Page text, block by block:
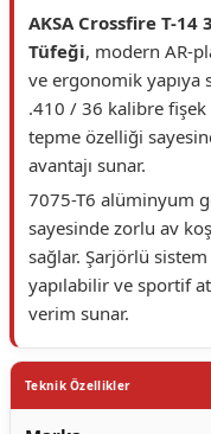
AKSA Crossfire T-
Tüfeği, modern AR-
ve ergonomik yapıya
.410 / 36 kalibre
tepme özelliği
avantajı sunar.
7075-T6 alüminyum
sayesinde zorlu av
sağlar. Şarjörlü
yapılabilir ve sportif
verim sunar.
Teknik Özellikler